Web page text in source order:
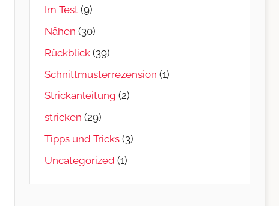
Im Test(9)
Nähen (30)
Rückblick(39)
Schnittmusterrezension (1)
Strickanleitung (2)
stricken (29)
Tipps und Tricks(3)
Uncategorized (1)